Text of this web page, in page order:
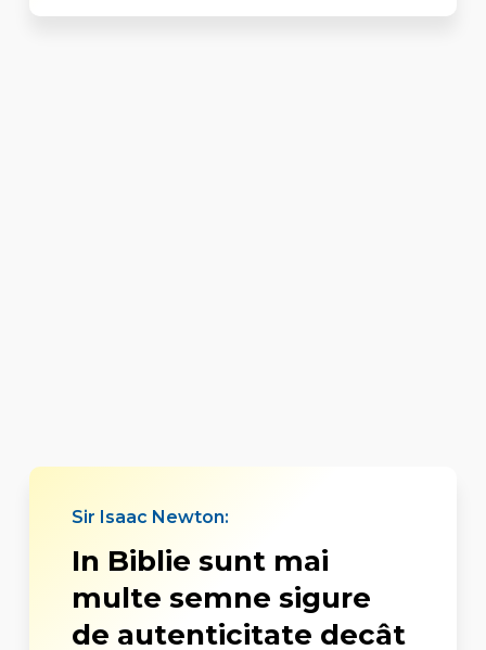
Sir Isaac Newton:
In Biblie sunt mai
multe semne sigure
de autenticitate decât